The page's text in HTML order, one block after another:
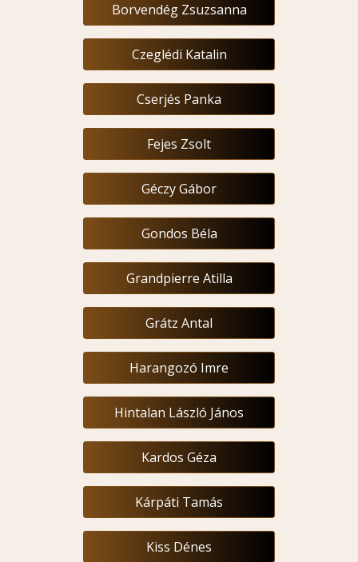
Borvendég Zsuzsanna
Czeglédi Katalin
Cserjés Panka
Fejes Zsolt
Géczy Gábor
Gondos Béla
Grandpierre Atilla
Grátz Antal
Harangozó Imre
Hintalan László János
Kardos Géza
Kárpáti Tamás
Kiss Dénes